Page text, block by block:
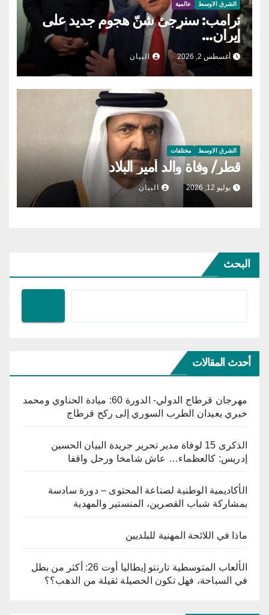
الشرق الاوسط عالمية
ترامب: سنرجئ شنّ هجوم جديد على
إيران…
أغسطس 2, 2026 البيان
الشرق الاوسط مختلفات
قطر/ وفاة والد أمير البلاد
يوليو 12, 2026 البيان
البحث
أحدث المقالات
مهرجان قرطاج الدولي- الدورة 60: ميادة الحناوي ومحمد
خيري يعيدان الطرب السوري إلى ركح قرطاج
الذكرى 15 لوفاة مدير تحرير جريدة البيان الحسين
إدريس: كالعظماء… عاش شامخا ورحل واقفا
الأكاديمية الوطنية لصناعة المحتوى – دورة سادسة
بمشاركة شباب القصرين، المنستير والمهدية
ماذا في اللائحة المهنية للبلديين
الألعاب المتوسطية تارنتو إيطاليا أوت 26: أكثر من بطل
في السباحة، فهل تكون الحصيلة ثقيلة من الذهب؟؟